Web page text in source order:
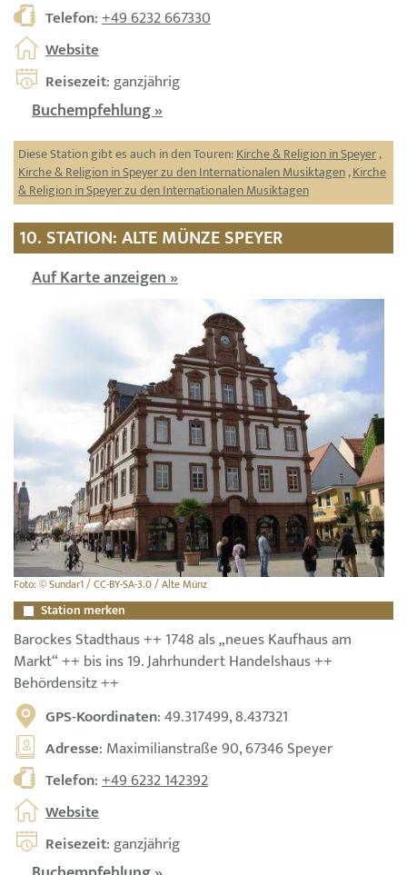
Telefon:+49 6232 667330
Website
Reisezeit: ganzjährig
Buchempfehlung »
Diese Station gibt es auch in den Touren:Kirche & Religion in Speyer,
Kirche & Religion in Speyer zu den Internationalen Musiktagen,Kirche
& Religion in Speyer zu den Internationalen Musiktagen
10. STATION: ALTE MÜNZE SPEYER
Auf Karte anzeigen »
Foto: © Sundar1 / CC-BY-SA-3.0 / Alte Münz
Station merken
Barockes Stadthaus ++ 1748 als „neues Kaufhaus am
Markt“ ++ bis ins 19. Jahrhundert Handelshaus ++
Behördensitz ++
GPS-Koordinaten: 49.317499, 8.437321
Adresse: Maximilianstraße 90, 67346 Speyer
Telefon:+49 6232 142392
Website
Reisezeit: ganzjährig